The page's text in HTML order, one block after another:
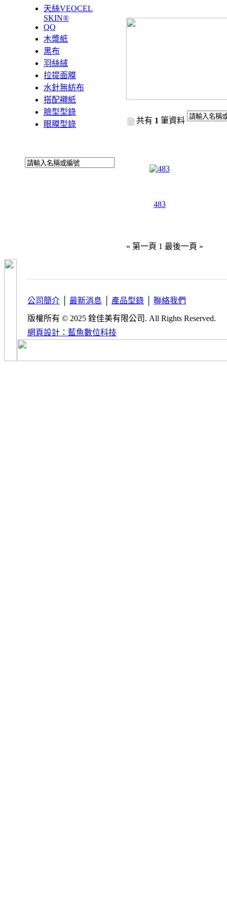
天絲VEOCEL
SKIN®
QQ
木漿紙
黑布
羽絲絨
拉提面膜
水針無紡布
搭配襯紙
臉型型錄
眼膜型錄
共有 1 筆資料
483
« 第一頁 1 最後一頁 »
公司簡介 最新消息 產品型錄 聯絡我們
版權所有 © 2025 銓佳美有限公司. All Rights Reserved.
網頁設計：藍魚數位科技